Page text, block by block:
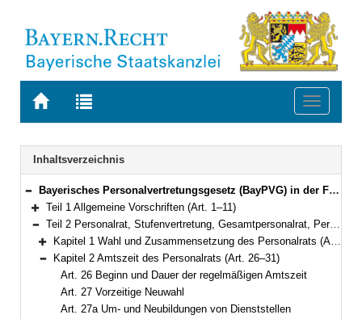
Zur
BAYERN.RECHT
Zur
letzten
Suche
Toggle
Navigation
Inhaltsverzeichnis
Bereich reduzieren
Bayerisches Personalvertretungsgesetz (BayPVG) in der Fassung der Bekanntmachung vom 11. November 1986 (GVBl. S. 349) BayRS 2035-1-F (Art. 1–97)
Bereich erweitern
Teil 1 Allgemeine Vorschriften (Art. 1–11)
Bereich reduzieren
Teil 2 Personalrat, Stufenvertretung, Gesamtpersonalrat, Personalversammlung (Art. 12–56)
Bereich erweitern
Kapitel 1 Wahl und Zusammensetzung des Personalrats (Art. 12–25)
Bereich reduzieren
Kapitel 2 Amtszeit des Personalrats (Art. 26–31)
Art. 26 Beginn und Dauer der regelmäßigen Amtszeit
Art. 27 Vorzeitige Neuwahl
Art. 27a Um- und Neubildungen von Dienststellen